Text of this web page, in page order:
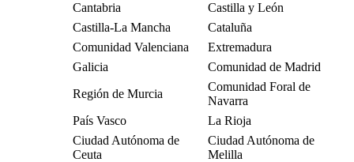
Cantabria
Castilla y León
Castilla-La Mancha
Cataluña
Comunidad Valenciana
Extremadura
Galicia
Comunidad de Madrid
Región de Murcia
Comunidad Foral de
Navarra
País Vasco
La Rioja
Ciudad Autónoma de
Ceuta
Ciudad Autónoma de
Melilla